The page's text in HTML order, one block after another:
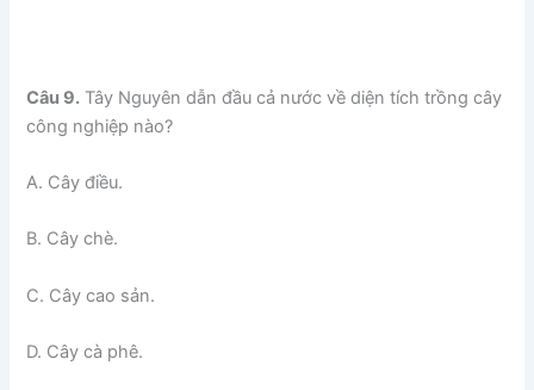
Câu 9. Tây Nguyên dẫn đầu cả nước về diện tích trồng cây
công nghiệp nào?
A. Cây điều.
B. Cây chè.
C. Cây cao sản.
D. Cây cà phê.